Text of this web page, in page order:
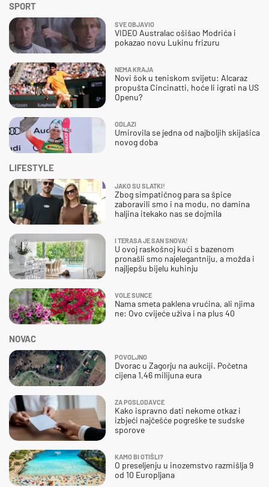
SPORT
SVE OBJAVIO
VIDEO Australac ošišao Modrića i
pokazao novu Lukinu frizuru
NEMA KRAJA
Novi šok u teniskom svijetu: Alcaraz
propušta Cincinatti, hoće li igrati na US
Openu?
ODLAZI
Umirovila se jedna od najboljih skijašica
novog doba
NOVAC
POVOLJNO
Dvorac u Zagorju na aukciji. Početna
cijena 1,46 milijuna eura
ZA POSLODAVCE
Kako ispravno dati nekome otkaz i
izbjeći najčešće pogreške te sudske
sporove
KAMO BI OTIŠLI?
O preseljenju u inozemstvo razmišlja 9
od 10 Europljana
LIFESTYLE
JAKO SU SLATKI!
Zbog simpatičnog para sa špice
zaboravili smo i na modu, no damina
haljina itekako nas se dojmila
I TERASA JE SAN SNOVA!
U ovoj raskošnoj kući s bazenom
pronašli smo najelegantniju, a možda i
najljepšu bijelu kuhinju
VOLE SUNCE
Nama smeta paklena vrućina, ali njima
ne: Ovo cvijeće uživa i na plus 40